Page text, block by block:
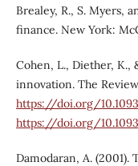
Brealey, R., S. Myers,
finance. New York:
Cohen, L., Diether, K.,
innovation. The
https://doi.org/
https://doi.org/
Damodaran, A.